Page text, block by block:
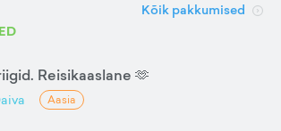
Kõik pakkumised
Reisikaaslane 🫶
Aasia